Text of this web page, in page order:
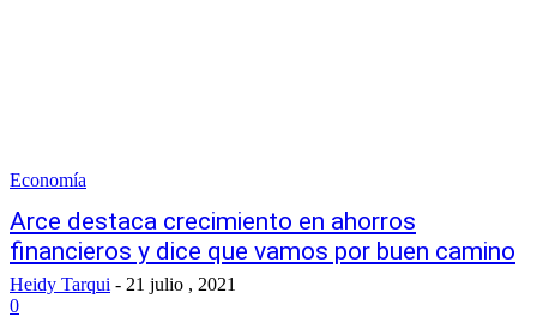
Economía
Arce destaca crecimiento en ahorros
financieros y dice que vamos por buen camino
Heidy Tarqui - 21 julio , 2021
0